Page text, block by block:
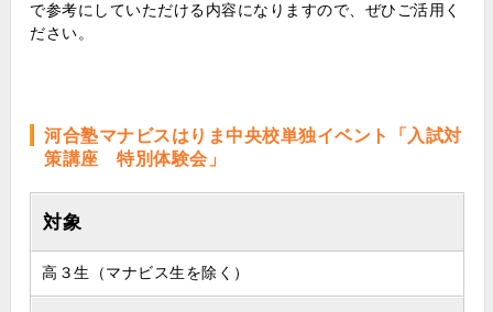
で参考にしていただける内容になりますので、ぜひご活用く
ださい。
河合塾マナビスはりま中央校単独イベント「入試対
策講座 特別体験会」
対象
高３生（マナビス生を除く）